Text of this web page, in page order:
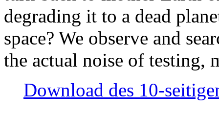
degrading it to a dead
space? We observe and
the actual noise of testing,
Download des 10-